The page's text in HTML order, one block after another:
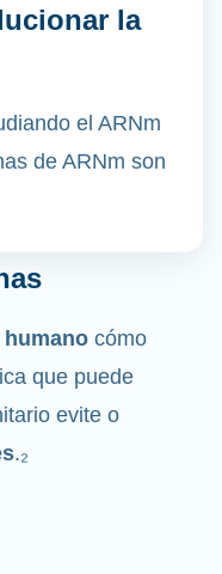
la
el ARNm
de ARNm son
cómo
que puede
evite o
.₂